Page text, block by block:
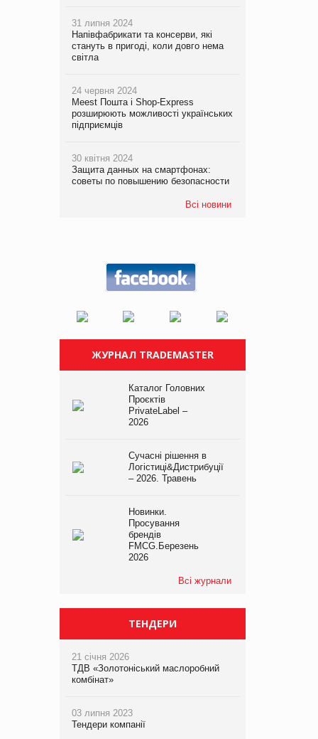
31 липня 2024
Напівфабрикати та консерви, які
стануть в пригоді, коли довго нема
світла
24 червня 2024
Meest Пошта і Shop-Express
розширюють можливості українських
підприємців
30 квітня 2024
Защита данных на смартфонах:
советы по повышению безопасности
Всі новини
ЖУРНАЛ TRADEMASTER
Каталог Головних
Проєктів
PrivateLabel –
2026
Сучасні рішення в
Логістиці&Дистрибуції
– 2026. Травень
Новинки.
Просування
брендів
FMCG.Березень
2026
Всі журнали
ТЕНДЕРИ
21 січня 2026
ТДВ «Золотоніський маслоробний
комбінат»
03 липня 2023
Тендери компанії